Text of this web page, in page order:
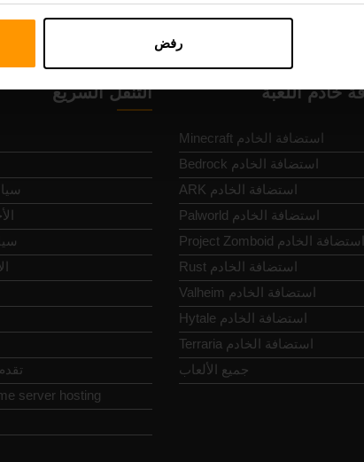
رفض
التنقل السريع
server hosting
خادم اللعبة
Minecraft استضافة الخادم
Bedrock استضافة الخادم
ARK استضافة الخادم
Palworld استضافة الخادم
Project Zomboid استضافة الخادم
Rust استضافة الخادم
Valheim استضافة الخادم
Hytale استضافة الخادم
Terraria استضافة الخادم
جميع الألعاب